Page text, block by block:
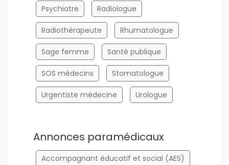
Psychiatre Radiologue
Radiothérapeute Rhumatologue
Sage femme Santé publique
SOS médecins Stomatologue
Urgentiste médecine Urologue
Annonces paramédicaux
Accompagnant éducatif et social (AES)